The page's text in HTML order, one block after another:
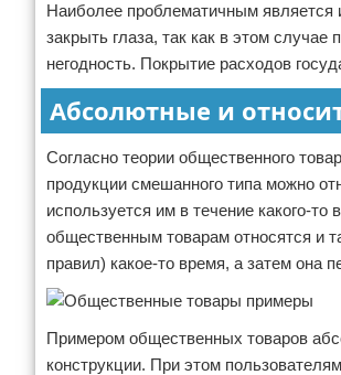
Наиболее проблематичным
закрыть глаза, так как в этом
негодность. Покрытие расходов
Абсолютные и
Согласно теории общественного
продукции смешанного типа можно
используется им в течение какого-
общественным товарам относятся и
правил) какое-то время, а затем она
Примером общественных товаров
конструкции. При этом